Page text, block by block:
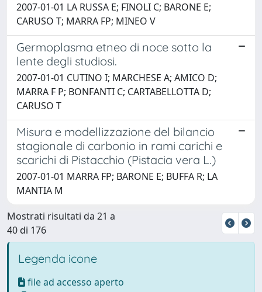
2007-01-01 LA RUSSA E; FINOLI C; BARONE E;
CARUSO T; MARRA FP; MINEO V
Germoplasma etneo di noce sotto la
lente degli studiosi.
2007-01-01 CUTINO I; MARCHESE A; AMICO D;
MARRA F P; BONFANTI C; CARTABELLOTTA D;
CARUSO T
Misura e modellizzazione del bilancio
stagionale di carbonio in rami carichi e
scarichi di Pistacchio (Pistacia vera L.)
2007-01-01 MARRA FP; BARONE E; BUFFA R; LA
MANTIA M
Mostrati risultati da 21 a
40 di 176
Legenda icone
file ad accesso aperto